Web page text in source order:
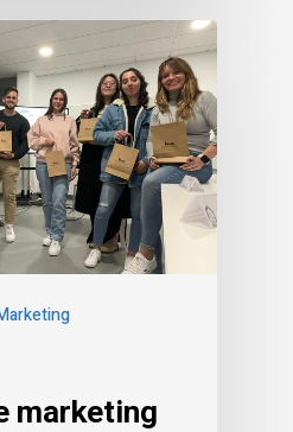
marketing